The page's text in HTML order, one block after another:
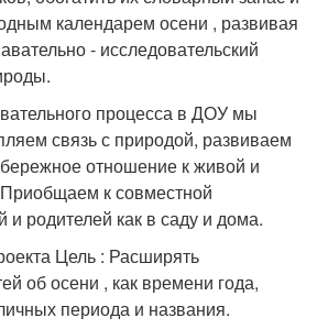
календарем осени , развивая
- исследовательский
процесса в ДОУ мы
связь с природой, развиваем
отношение к живой и
к совместной
и родителей как в саду и дома.
Цель : Расширять
об осени , как времени года,
периода и названия.